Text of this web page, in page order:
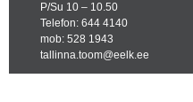
P/Su 10 – 10.50
Telefon: 644 4140
mob: 528 1943
tallinna.toom@eelk.ee